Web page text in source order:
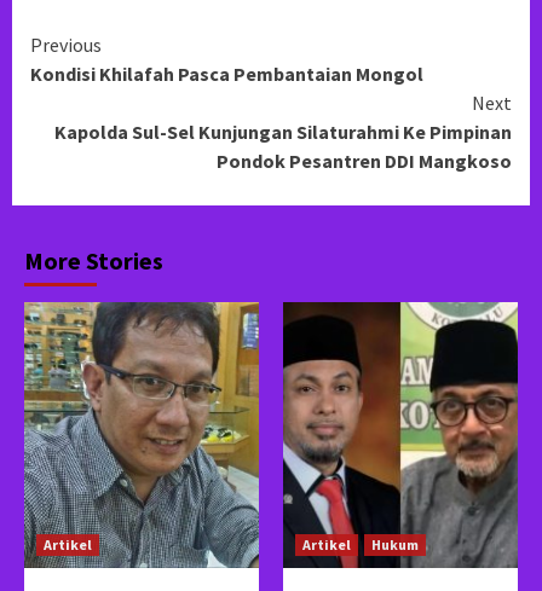
Continue
Reading
Previous
Kondisi Khilafah Pasca Pembantaian Mongol
Next
Kapolda Sul-Sel Kunjungan Silaturahmi Ke Pimpinan
Pondok Pesantren DDI Mangkoso
More Stories
Artikel Artikel Hukum